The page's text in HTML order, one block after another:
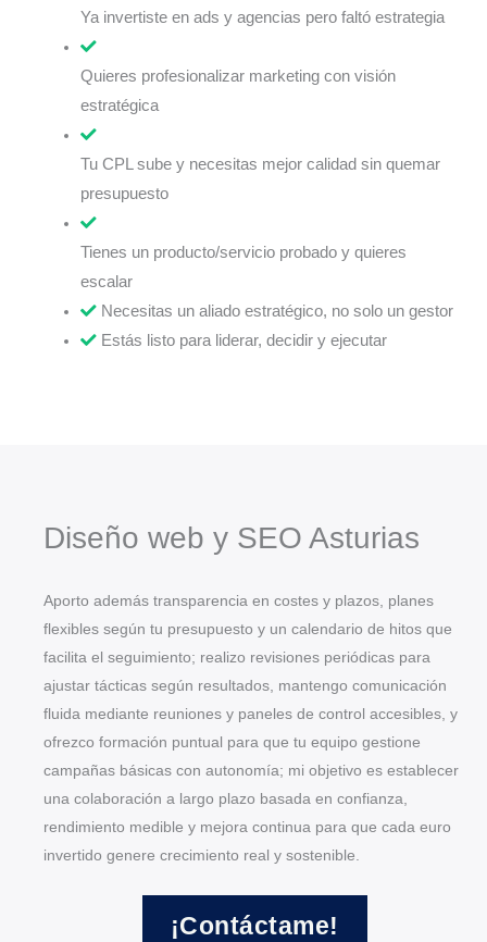
Ya invertiste en ads y agencias pero faltó estrategia
Quieres profesionalizar marketing con visión
estratégica
Tu CPL sube y necesitas mejor calidad sin quemar
presupuesto
Tienes un producto/servicio probado y quieres
escalar
Necesitas un aliado estratégico, no solo un gestor
Estás listo para liderar, decidir y ejecutar
Diseño web y SEO Asturias
Aporto además transparencia en costes y plazos, planes
flexibles según tu presupuesto y un calendario de hitos que
facilita el seguimiento; realizo revisiones periódicas para
ajustar tácticas según resultados, mantengo comunicación
fluida mediante reuniones y paneles de control accesibles, y
ofrezco formación puntual para que tu equipo gestione
campañas básicas con autonomía; mi objetivo es establecer
una colaboración a largo plazo basada en confianza,
rendimiento medible y mejora continua para que cada euro
invertido genere crecimiento real y sostenible.
¡Contáctame!